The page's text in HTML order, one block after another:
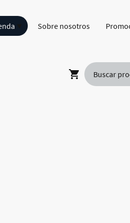
Sobre nosotros